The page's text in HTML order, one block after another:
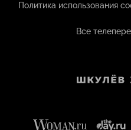
Политика использования
Все